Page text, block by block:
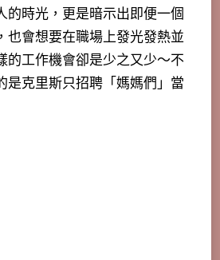
的時光，更是暗示出即便一個
也會想要在職場上發光發熱並
的工作機會卻是少之又少～不
是克里斯只招聘「媽媽們」當